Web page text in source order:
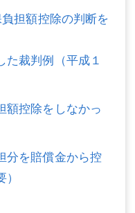
担額控除の判断を
た裁判例（平成１
額控除をしなかっ
分を賠償金から控